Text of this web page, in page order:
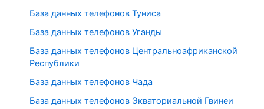
База данных телефонов Туниса
База данных телефонов Уганды
База данных телефонов Центральноафриканской
Республики
База данных телефонов Чада
База данных телефонов Экваториальной Гвинеи